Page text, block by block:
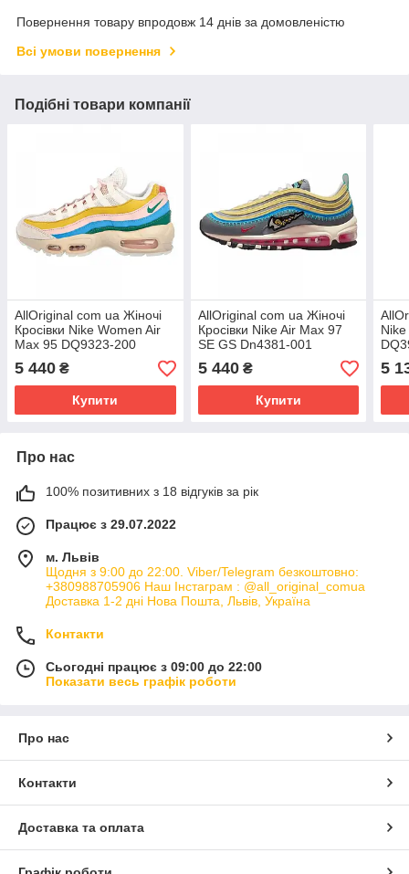
Повернення товару впродовж 14 днів за домовленістю
Всі умови повернення
Подібні товари компанії
AllOriginal com ua Жіночі
Кросівки Nike Women Air
Max 95 DQ9323-200
(Оригінал) РОЗМІРИ
ЗАПИТУЙТЕ
5 440 ₴
Купити
AllOriginal com ua Жіночі
Кросівки Nike Air Max 97
SE GS Dn4381-001
(Оригінал) РОЗМІРИ
ЗАПИТУЙТЕ
5 440₴
Купити
5
Про нас
100% позитивних з 18 відгуків за рік
Працює з 29.07.2022
м. Львів
Щодня з 9:00 до 22:00. Viber/Telegram безкоштовно:
+380988705906 Наш Інстаграм : @all_original_comua
Доставка 1-2 дні Нова Пошта, Львів, Україна
Контакти
Сьогодні працює з 09:00 до 22:00
Показати весь графік роботи
Про нас
Контакти
Доставка та оплата